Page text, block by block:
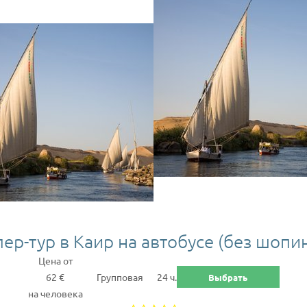
тур в Каир на автобусе (без
Цена от
62 €
на человека
Групповая 24 ч. Выбрать